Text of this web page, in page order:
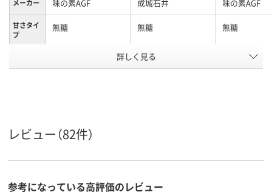
メーカー 味の素AGF 成城石井 味の素AGF
甘さタイ
プ
無糖 無糖 無糖
詳しく見る
レビュー（82件）
参考になっている高評価のレビュー